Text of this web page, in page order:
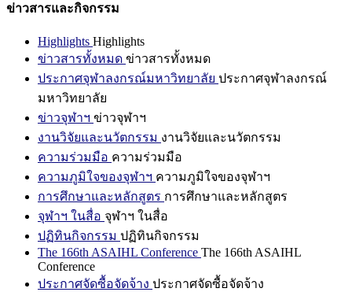
ข่าวสารและกิจกรรม
Highlights Highlights
ข่าวสารทั้งหมด ข่าวสารทั้งหมด
ประกาศจุฬาลงกรณ์มหาวิทยาลัย ประกาศจุฬาลงกรณ์
มหาวิทยาลัย
ข่าวจุฬาฯ ข่าวจุฬาฯ
งานวิจัยและนวัตกรรม งานวิจัยและนวัตกรรม
ความร่วมมือ ความร่วมมือ
ความภูมิใจของจุฬาฯ ความภูมิใจของจุฬาฯ
การศึกษาและหลักสูตร การศึกษาและหลักสูตร
จุฬาฯ ในสื่อ จุฬาฯ ในสื่อ
ปฏิทินกิจกรรม ปฏิทินกิจกรรม
The 166th ASAIHL Conference The 166th ASAIHL
Conference
ประกาศจัดซื้อจัดจ้าง ประกาศจัดซื้อจัดจ้าง